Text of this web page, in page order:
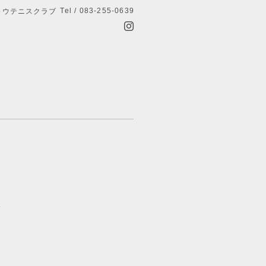
ウテニスクラブ Tel / 083-255-0639